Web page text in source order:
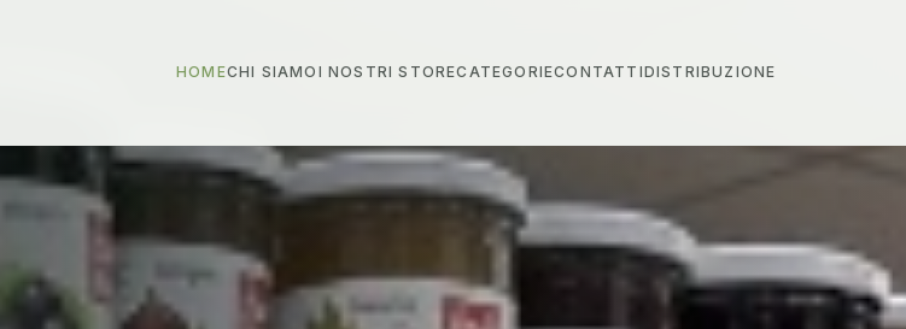
HOMECHI SIAMO I NOSTRI STORECATEGORIECONTATTIDISTRIBUZIONE